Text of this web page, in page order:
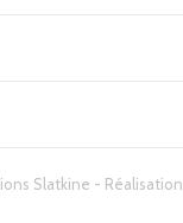
Slatkine - Réalisation